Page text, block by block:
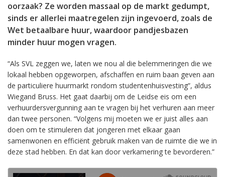
oorzaak? Ze worden massaal op de markt gedumpt,
sinds er allerlei maatregelen zijn ingevoerd, zoals de
Wet betaalbare huur, waardoor pandjesbazen
minder huur mogen vragen.
“Als SVL zeggen we, laten we nou al die belemmeringen die we
lokaal hebben opgeworpen, afschaffen en ruim baan geven aan
de particuliere huurmarkt rondom studentenhuisvesting”, aldus
Wiegand Bruss. Het gaat daarbij om de Leidse eis om een
verhuurdersvergunning aan te vragen bij het verhuren aan meer
dan twee personen. “Volgens mij moeten we er juist alles aan
doen om te stimuleren dat jongeren met elkaar gaan
samenwonen en efficiënt gebruik maken van de ruimte die we in
deze stad hebben. En dat kan door verkamering te bevorderen.”